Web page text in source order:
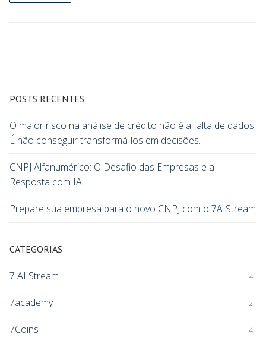
POSTS RECENTES
O maior risco na análise de crédito não é a falta de dados.
É não conseguir transformá-los em decisões.
CNPJ Alfanumérico: O Desafio das Empresas e a
Resposta com IA
Prepare sua empresa para o novo CNPJ com o 7AIStream
CATEGORIAS
7 AI Stream 4
7academy 2
7Coins 4